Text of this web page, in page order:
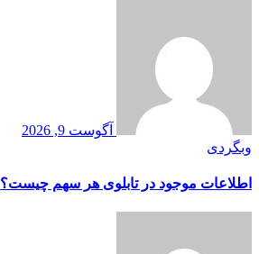
آگوست 9, 2026
وبگردی
اطلاعات موجود در تابلوی هر سهم چیست؟